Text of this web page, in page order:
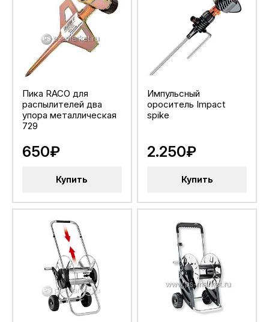
Пика RACO для
распылителей два
упора металлическая
729
650₽
Купить
Импульсный
ороситель Impact
spike
2.250₽
Купить